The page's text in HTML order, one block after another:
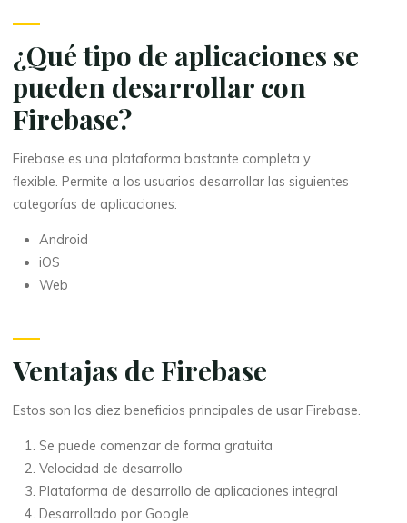
¿Qué tipo de aplicaciones se
pueden desarrollar con
Firebase?
Firebase es una plataforma bastante completa y
flexible. Permite a los usuarios desarrollar las siguientes
categorías de aplicaciones:
Android
iOS
Web
Ventajas de Firebase
Estos son los diez beneficios principales de usar Firebase.
Se puede comenzar de forma gratuita
Velocidad de desarrollo
Plataforma de desarrollo de aplicaciones integral
Desarrollado por Google